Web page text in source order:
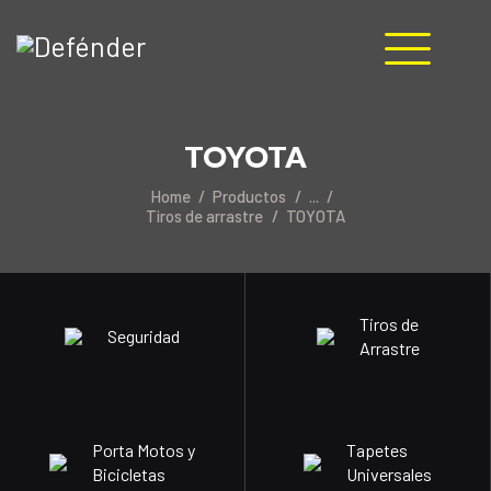
TOYOTA
Home Productos
Tiros de arrastre
TOYOTA
Seguridad
Tiros de
Arrastre
Porta Motos y
Bicicletas
Tapetes
Universales
PRODUCTOS
MANUALES